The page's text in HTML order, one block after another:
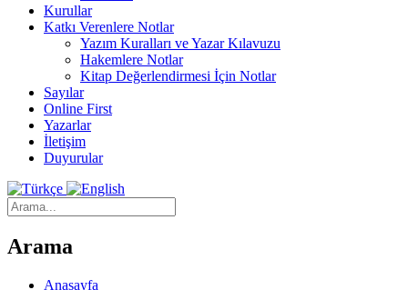
Kurullar
Katkı Verenlere Notlar
Yazım Kuralları ve Yazar Kılavuzu
Hakemlere Notlar
Kitap Değerlendirmesi İçin Notlar
Sayılar
Online First
Yazarlar
İletişim
Duyurular
Arama
Anasayfa